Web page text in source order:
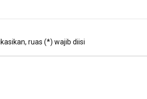
ruas (*) wajib diisi